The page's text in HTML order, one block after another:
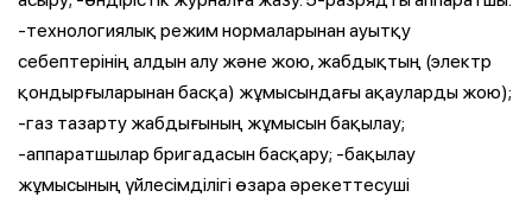
-технологиялық режим нормаларынан ауытқу
себептерінің алдын алу және жою, жабдықтың (электр
қондырғыларынан басқа) жұмысындағы ақауларды жою);
-газ тазарту жабдығының жұмысын бақылау;
-аппаратшылар бригадасын басқару; -бақылау
жұмысының үйлесімділігі өзара әрекеттесуші